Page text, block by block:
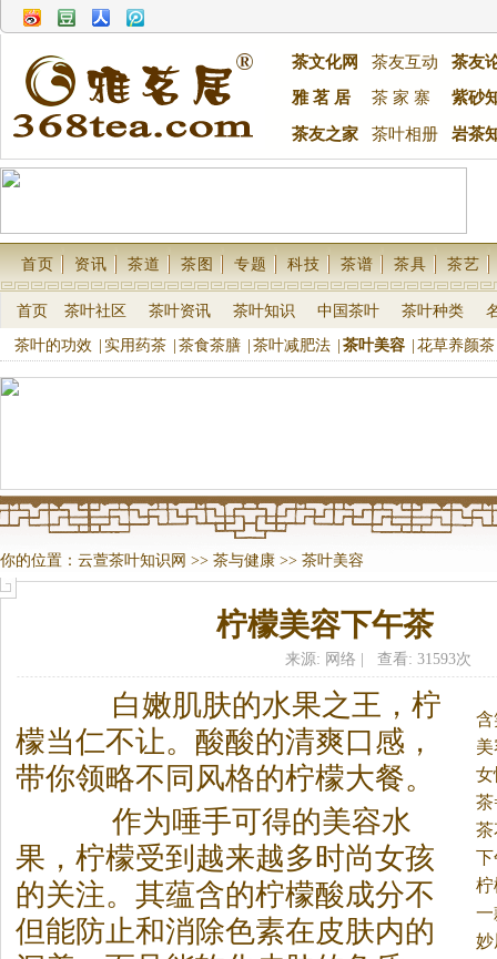
茶文化网 茶友互动
茶友
雅 茗 居
茶 家 寨 紫砂
茶友之家 茶叶相册 岩茶
首页 资讯 茶道 茶图 专题 科技 茶谱 茶具 茶艺
首页 茶叶社区 茶叶资讯 茶叶知识 中国茶叶 茶叶种类
茶叶的功效 实用药茶 茶食茶膳 茶叶减肥法 茶叶美容 花草养颜茶
你的位置： 云萱茶叶知识网 >> 茶与健康 >> 茶叶美容
柠檬美容下午茶
来源: 网络 | 查看: 31593次
茶
白嫩肌肤的水果之王，柠
檬当仁不让。 酸酸的清爽口感，
带你领略不同风格的柠檬大餐。
作为唾手可得的美容水
果，柠檬受到越来越多时尚女孩
的关注。其蕴含的柠檬酸成分不
但能防止和消除色素在皮肤内的